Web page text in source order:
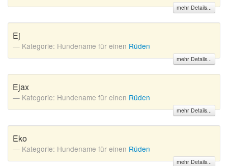
mehr Details...
Ej
Kategorie: Hundename für einen Rüden
mehr Details...
Ejax
Kategorie: Hundename für einen Rüden
mehr Details...
Eko
Kategorie: Hundename für einen Rüden
mehr Details...